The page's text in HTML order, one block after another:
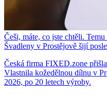
Češi, máte, co jste chtěli.
Švadleny v Prostějově šijí
Česká firma FIXED.zone
Vlastnila kožedělnou dílnu v
2026, po 20 letech výroby.